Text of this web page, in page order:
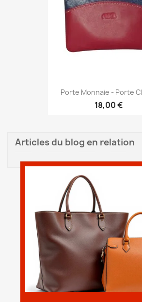
Porte Monnaie - Porte
18,00 €
Articles du blog en relation